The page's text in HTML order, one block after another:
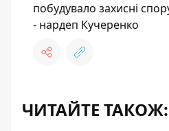
побудувало захисні
- нардеп Кучеренко
ЧИТАЙТЕ ТАКОЖ: